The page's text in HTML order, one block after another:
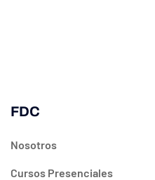
FDC
Nosotros
Cursos Presenciales